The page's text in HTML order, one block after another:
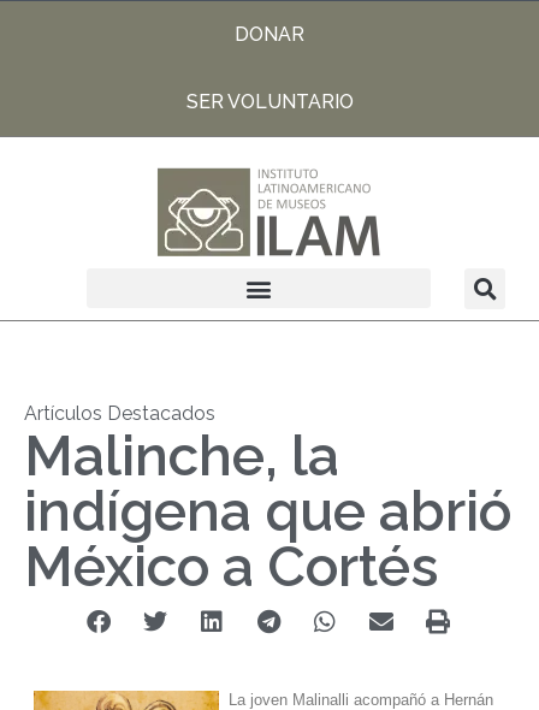
DONAR
SER VOLUNTARIO
Artículos Destacados
Malinche, la
indígena que abrió
México a Cortés
La joven Malinalli acompañó a Hernán